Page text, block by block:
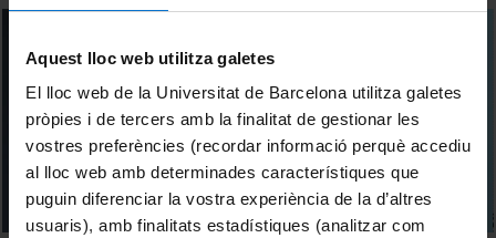
Aquest lloc web utilitza galetes
El lloc web de la Universitat de Barcelona utilitza galetes
pròpies i de tercers amb la finalitat de gestionar les
vostres preferències (recordar informació perquè accediu
al lloc web amb determinades característiques que
puguin diferenciar la vostra experiència de la d’altres
usuaris), amb finalitats estadístiques (analitzar com